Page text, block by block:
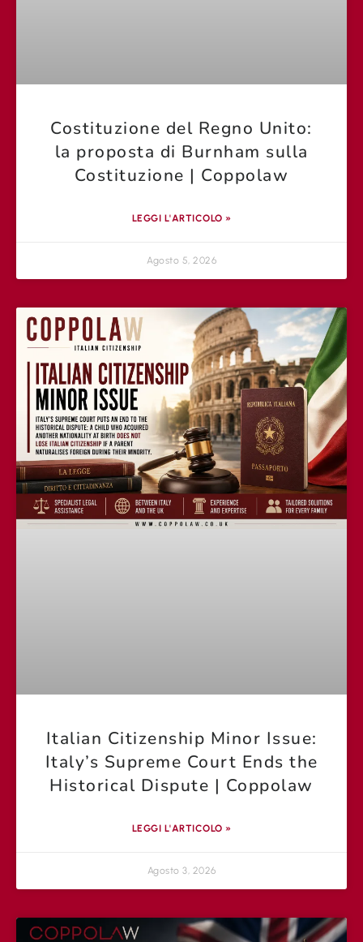
Costituzione del Regno Unito:
la proposta di Burnham sulla
Costituzione | Coppolaw
LEGGI L'ARTICOLO »
Agosto 5, 2026
Italian Citizenship Minor Issue:
Italy’s Supreme Court Ends the
Historical Dispute | Coppolaw
LEGGI L'ARTICOLO »
Agosto 3, 2026